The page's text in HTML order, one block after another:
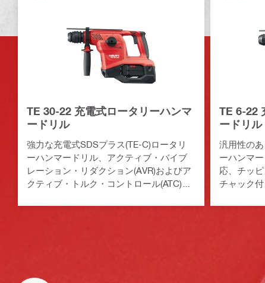
TE 30-22 充電式ロータリーハンマ
ードリル
強力な充電式SDSプラス(TE-C)ロータリ
ーハンマードリル、アクティブ・バイブ
レーション・リダクション(AVR)およびア
クティブ・トルク・コントロール(ATC)搭
作業に最適(Nuronバッテリープラットフ
TE 6-22
ードリル
汎用性の
ーハンマ
応、チッ
チャック付